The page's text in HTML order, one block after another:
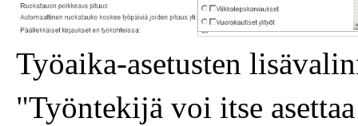
Työaika-asetusten
"Työntekijä voi itse